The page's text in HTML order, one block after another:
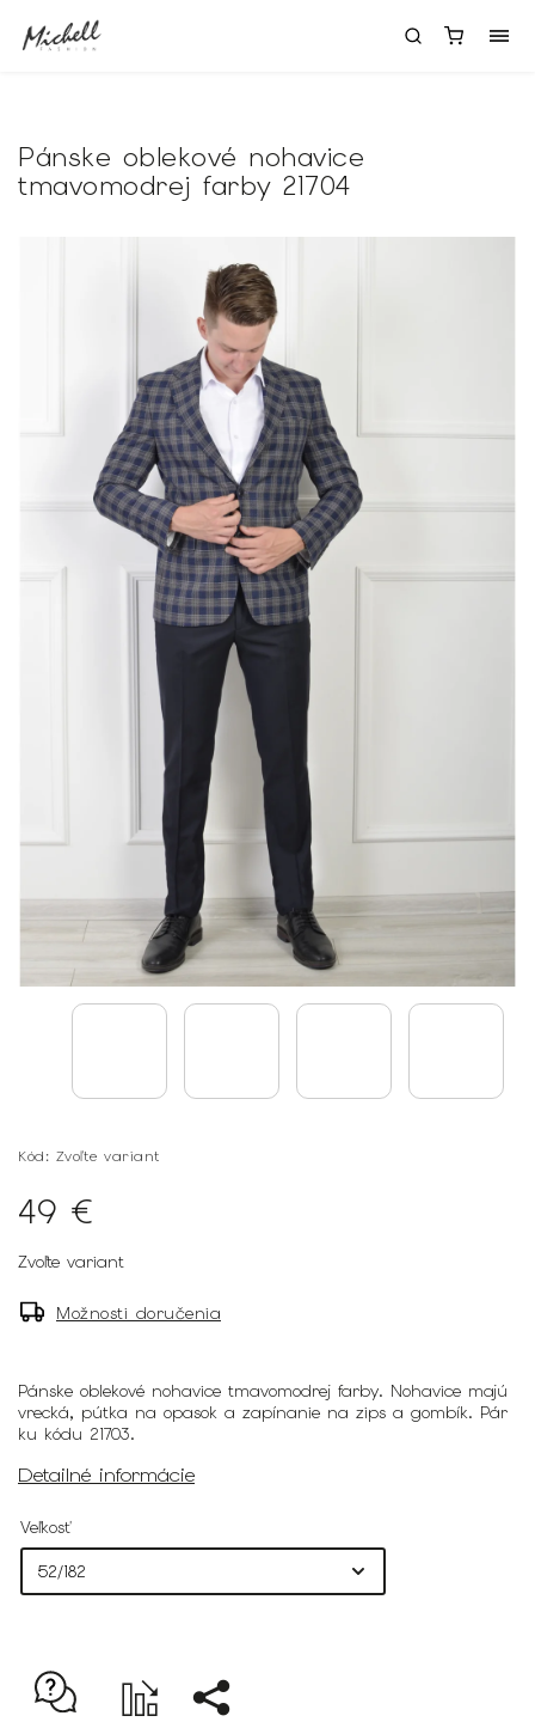
Pánske oblekové nohavice
tmavomodrej farby 21704
Kód: Zvoľte variant
49 €
Zvoľte variant
Možnosti doručenia
Pánske oblekové nohavice tmavomodrej farby. Nohavice majú
vrecká, pútka na opasok a zapínanie na zips a gombík. Pár
ku kódu 21703.
Detailné informácie
Veľkosť